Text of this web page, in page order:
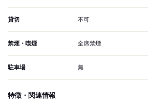
貸切 不可
禁煙・喫煙 全席禁煙
駐車場 無
特徴・関連情報